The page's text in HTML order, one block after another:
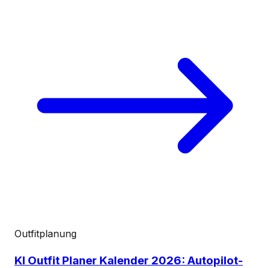
Outfitplanung
KI Outfit Planer Kalender 2026: Autopilot-